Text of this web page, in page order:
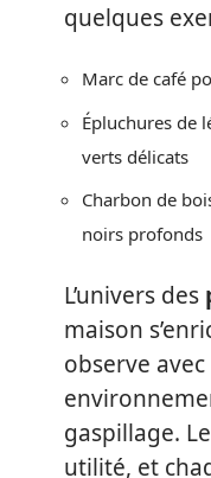
quelques
Marc de café
Épluchures de
verts délicats
Charbon de
noirs profonds
L’univers des
maison
observe
gaspillage.
utilité, et